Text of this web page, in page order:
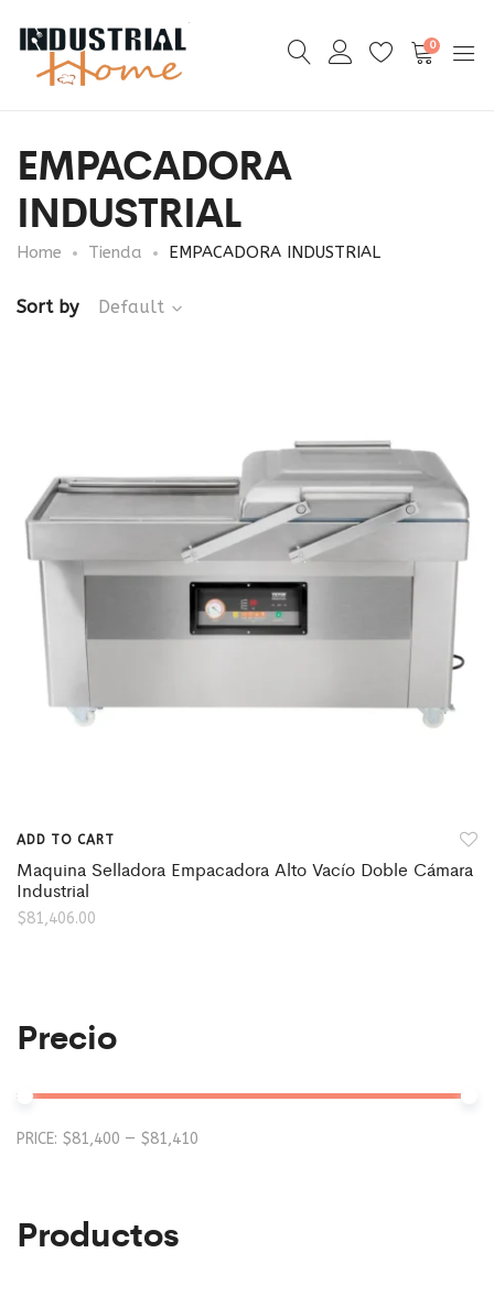
0
EMPACADORA
INDUSTRIAL
Home Tienda EMPACADORA INDUSTRIAL
Sort by Default
ADD TO CART
Maquina Selladora Empacadora Alto Vacío Doble Cámara
Industrial
$81,406.00
Precio
PRICE: $81,400 — $81,410
Productos